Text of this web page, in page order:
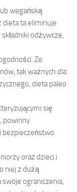
wegańską
dieta ta eliminuje
odżywcze,
Ze
tak ważnych dla
dieta paleo
się
powinny
bezpieczeństwo
oraz dzieci i
niej z dużą
ograniczenia,